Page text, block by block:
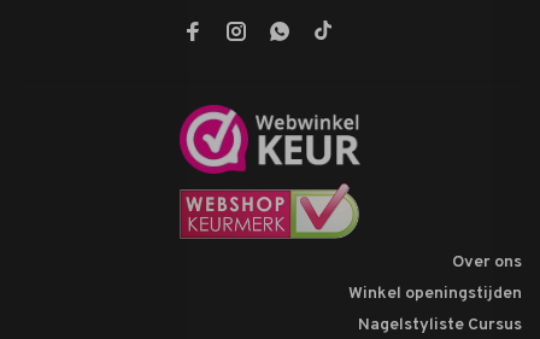
Over ons
Winkel openingstijden
Nagelstyliste Cursus